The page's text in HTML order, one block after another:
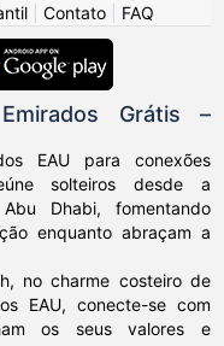
Contato FAQ
Grátis –
EAU para conexões
solteiros desde a
Dhabi, fomentando
enquanto abraçam a
no charme costeiro de
EAU, conecte-se com
os seus valores e